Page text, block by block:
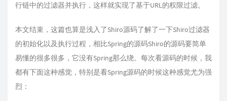
行链中的过滤器并执行，这样就实现了基于URL的权限过滤。
本文结束，这篇也算是浅入了Shiro源码了解了一下Shiro过滤器
的初始化以及执行过程，相比Spring的源码Shiro的源码要简单
易懂的很多很多，它没有Spring那么绕。每次看源码的时候，我
都有下面这种感觉，特别是看Spring源码的时候这种感觉尤为强
烈：